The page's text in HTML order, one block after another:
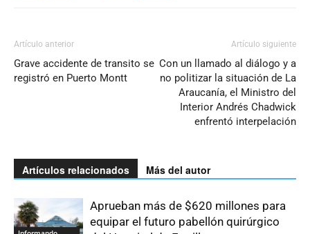
Artículo anterior
Grave accidente de transito se
registró en Puerto Montt
Artículo siguiente
Con un llamado al diálogo y a
no politizar la situación de La
Araucanía, el Ministro del
Interior Andrés Chadwick
enfrentó interpelación
Artículos relacionados Más del autor
Aprueban más de $620 millones para
equipar el futuro pabellón quirúrgico